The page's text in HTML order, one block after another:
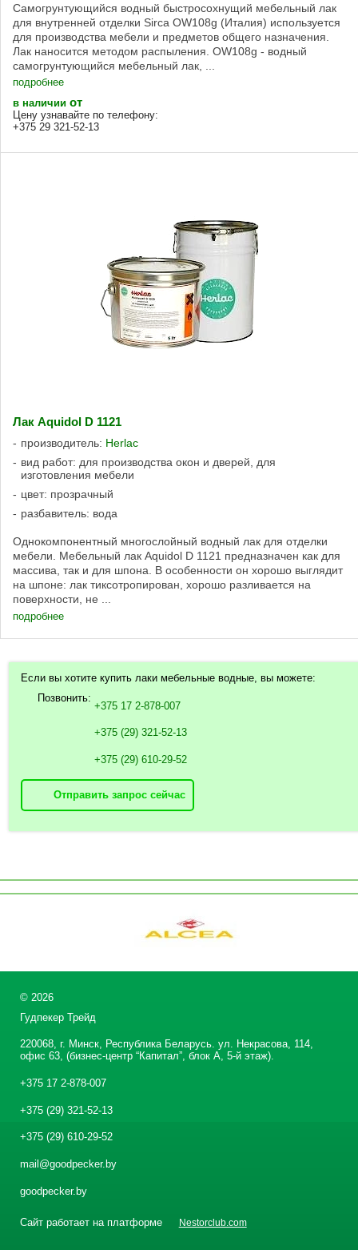
Самогрунтующийся водный быстросохнущий мебельный лак
для внутренней отделки Sirca OW108g (Италия) используется
для производства мебели и предметов общего назначения.
Лак наносится методом распыления. OW108g - водный
самогрунтующийся мебельный лак, ...
подробнее
в наличии от
Цену узнавайте по телефону:
+375 29 321-52-13
Лак Aquidol D 1121
производитель: Herlac
вид работ: для производства окон и дверей, для
изготовления мебели
цвет: прозрачный
разбавитель: вода
Однокомпонентный многослойный водный лак для отделки
мебели. Мебельный лак Aquidol D 1121 предназначен как для
массива, так и для шпона. В особенности он хорошо выглядит
на шпоне: лак тиксотропирован, хорошо разливается на
поверхности, не ...
подробнее
Если вы хотите купить лаки мебельные водные, вы можете:
Позвонить:
+375 17 2-878-007
+375 (29) 321-52-13
+375 (29) 610-29-52
Отправить запрос сейчас
© 2026
Гудпекер Трейд
220068, г. Минск, Республика Беларусь. ул. Некрасова, 114,
офис 63, (бизнес-центр “Капитал”, блок А, 5-й этаж).
+375 17 2-878-007
+375 (29) 321-52-13
+375 (29) 610-29-52
mail@goodpecker.by
goodpecker.by
Сайт работает на платформе Nestorclub.com